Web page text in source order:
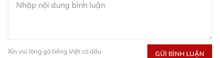
Xin vui lòng gõ tiếng Việt có dấu GỬI BÌNH LUẬN